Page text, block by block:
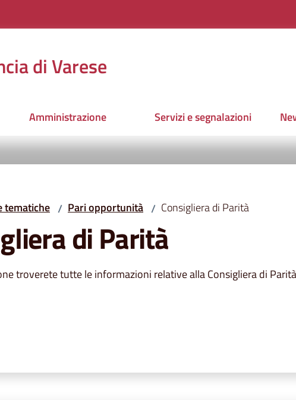
di Varese
Amministrazione Servizi e segnalazioni
tematiche / Pari opportunità / Consigliera di Parità
di Parità
troverete tutte le informazioni relative alla Consigliera di Parità